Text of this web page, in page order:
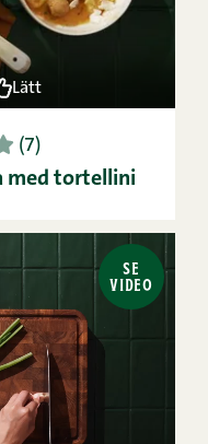
Lätt
5 (7)
med tortellini
SE
VIDEO